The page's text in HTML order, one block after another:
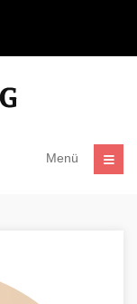
Menü